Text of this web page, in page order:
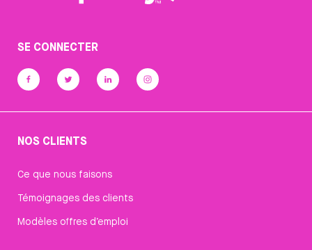
SE CONNECTER
NOS CLIENTS
Ce que nous faisons
Témoignages des clients
Modèles offres d’emploi